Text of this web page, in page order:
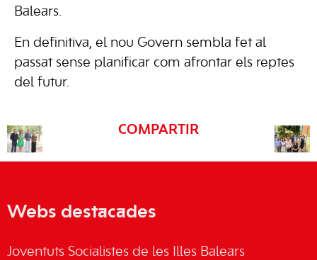
Balears.
En definitiva, el nou Govern sembla fet al
passat sense planificar com afrontar els reptes
del futur.
COMPARTIR
Webs destacades
Joventuts Socialistes de les Illes Balears